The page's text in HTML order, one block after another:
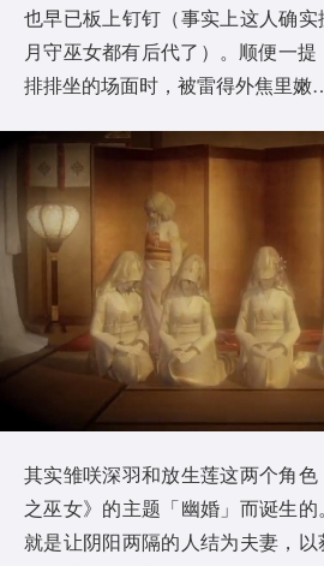
也早已板上钉钉（事实上这人确
月守巫女都有后代了）。顺便一
排排坐的场面时，被雷得外焦里
其实雏咲深羽和放生莲这两个角
之巫女》的主题「幽婚」而诞生的
就是让阴阳两隔的人结为夫妻，